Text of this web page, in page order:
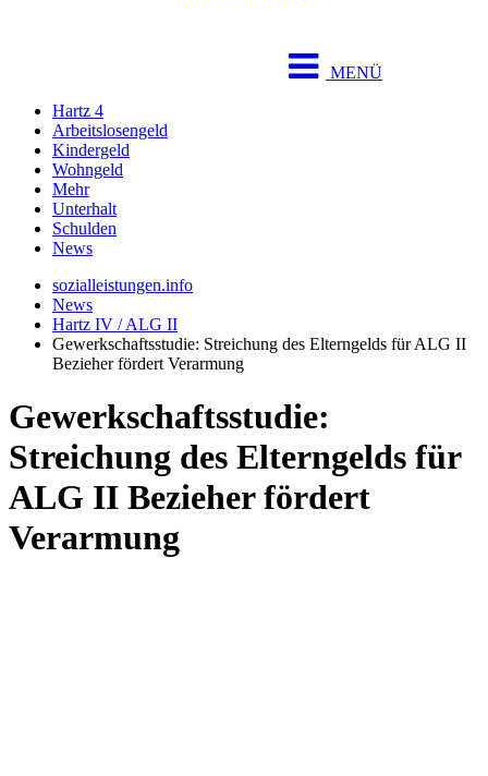
MENÜ
Hartz 4
Arbeitslosengeld
Kindergeld
Wohngeld
Mehr
Unterhalt
Schulden
News
sozialleistungen.info
News
Hartz IV / ALG II
Gewerkschaftsstudie: Streichung des Elterngelds für ALG II
Bezieher fördert Verarmung
Gewerkschaftsstudie:
Streichung des Elterngelds für
ALG II Bezieher fördert
Verarmung